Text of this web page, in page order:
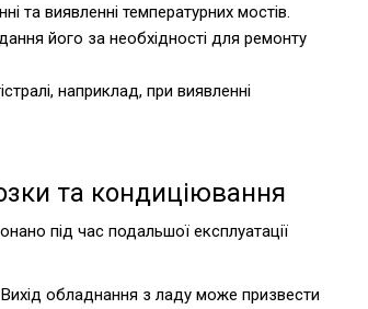
та виявленні температурних мостів.
його за необхідності для ремонту
наприклад, при виявленні
та кондиціювання
під час подальшої експлуатації
обладнання з ладу може призвести